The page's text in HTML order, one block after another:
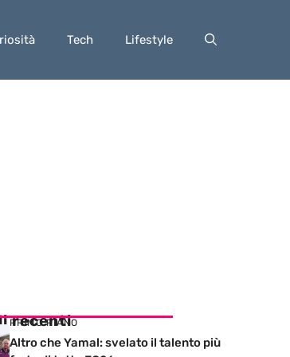
Tech Lifestyle
recenti
PRIMO PIANO
Altro che Yamal: svelato il talento più